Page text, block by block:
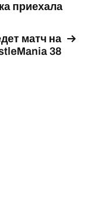
приехала
матч на
38